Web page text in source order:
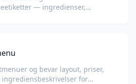
— ingredienser,
og bevar layout, priser,
for